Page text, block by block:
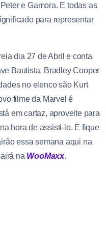
e Gamora. E todas as
para representar
dia 27 de Abril e conta
Bautista, Bradley Cooper
no elenco são Kurt
filme da Marvel é
em cartaz, aproveite para
hora de assisti-lo. E fique
essa semana aqui na
na WooMaxx.